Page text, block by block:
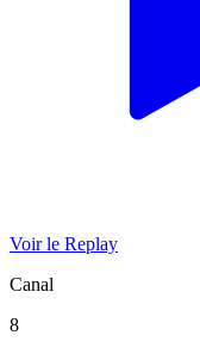
Voir le Replay
Canal
8